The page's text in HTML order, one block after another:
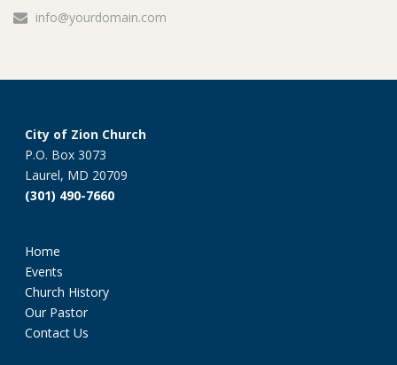
info@yourdomain.com
City of Zion Church
P.O. Box 3073
Laurel, MD 20709
(301) 490-7660
Home
Events
Church History
Our Pastor
Contact Us